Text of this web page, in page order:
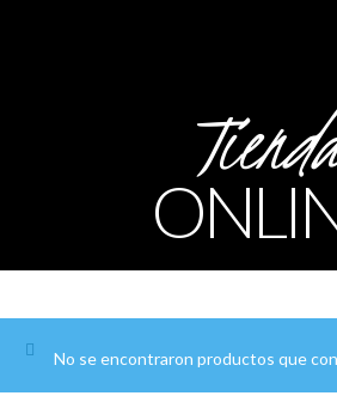
No se encontraron productos que